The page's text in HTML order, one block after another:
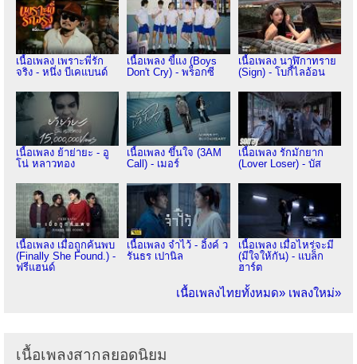
เนื้อเพลง เพราะพี่รัก
จริง - หนึ่ง บีเคแบนด์
เนื้อเพลง ขี้แง (Boys
Don't Cry) - พร็อกซี
เนื้อเพลง นาฬิกาทราย
(Sign) - โบกี้ไลอ้อน
เนื้อเพลง ย้าย่ายะ - อู
โน่ หลาวทอง
เนื้อเพลง ขึ้นใจ (3AM
Call) - เมอร์
เนื้อเพลง รักมักยาก
(Lover Loser) - บัส
เนื้อเพลง เมื่อถูกค้นพบ
(Finally She Found.) -
ฟรีแฮนด์
เนื้อเพลง จำไว้ - อิ้งค์ ว
รันธร เปานิล
เนื้อเพลง เมื่อไหร่จะมี
(มีใจให้กัน) - แบล็ก
ฮาร์ต
เนื้อเพลงไทยทั้งหมด» เพลงใหม่»
เนื้อเพลงสากลยอดนิยม